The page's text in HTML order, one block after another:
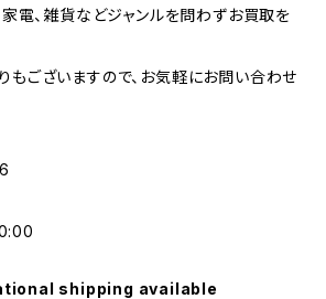
家電、雑貨などジャンルを問わずお買取を
もございますので、お気軽にお問い合わせ
shipping available